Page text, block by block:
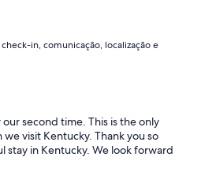
in, comunicação, localização e
second time. This is the only
visit Kentucky. Thank you so
stay in Kentucky. We look forward